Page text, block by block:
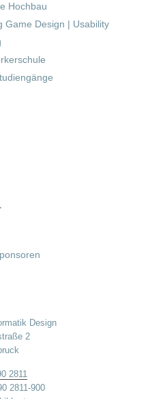
Hochbau
Game Design | Usability
Design
2
2811
2811-900